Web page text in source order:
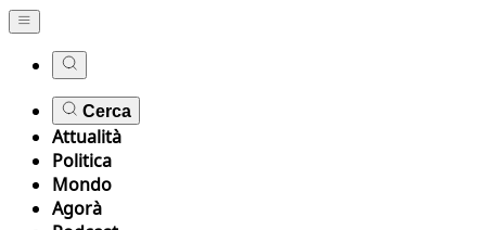
Cerca
Attualità
Politica
Mondo
Agorà